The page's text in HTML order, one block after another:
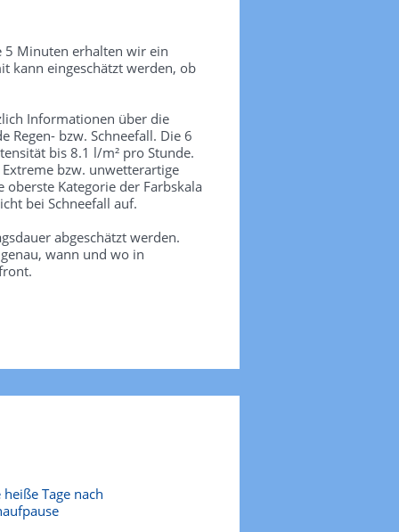
5 Minuten erhalten wir ein
kann eingeschätzt werden, ob
Informationen über die
Regen- bzw. Schneefall. Die 6
bis 8.1 l/m² pro Stunde.
bzw. unwetterartige
Kategorie der Farbskala
bei Schneefall auf.
abgeschätzt werden.
wann und wo in
Tage nach